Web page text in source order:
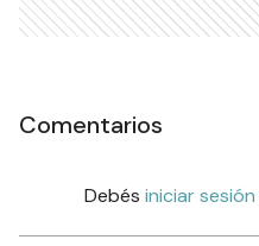
Comentarios
Debés iniciar sesión